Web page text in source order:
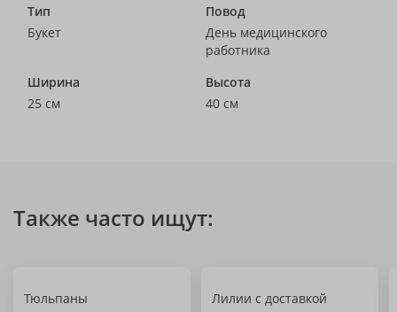
Тип
Букет
Повод
День медицинского
работника
Ширина
25 см
Высота
40 см
Также часто ищут:
Тюльпаны Лилии с доставкой